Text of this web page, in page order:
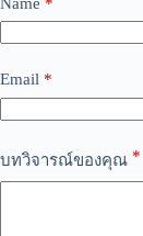
Email *
บทวิจารณ์ของคุณ *
t
e